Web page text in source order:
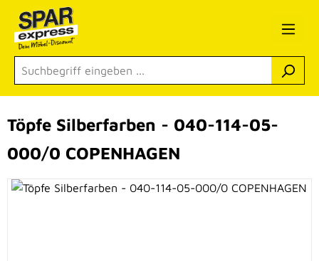
Zum Hauptinhalt springen
Bildergalerie überspringen
Töpfe Silberfarben - 040-114-05-
000/0 COPENHAGEN